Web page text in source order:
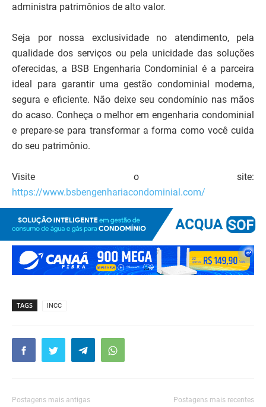
administra patrimônios de alto valor.
Seja por nossa exclusividade no atendimento, pela
qualidade dos serviços ou pela unicidade das soluções
oferecidas, a BSB Engenharia Condominial é a parceira
ideal para garantir uma gestão condominial moderna,
segura e eficiente. Não deixe seu condomínio nas mãos
do acaso. Conheça o melhor em engenharia condominial
e prepare-se para transformar a forma como você cuida
do seu patrimônio.
Visite o site:
https://www.bsbengenhariacondominial.com/
TAGS INCC
Postagens mais antigas Postagens mais recentes